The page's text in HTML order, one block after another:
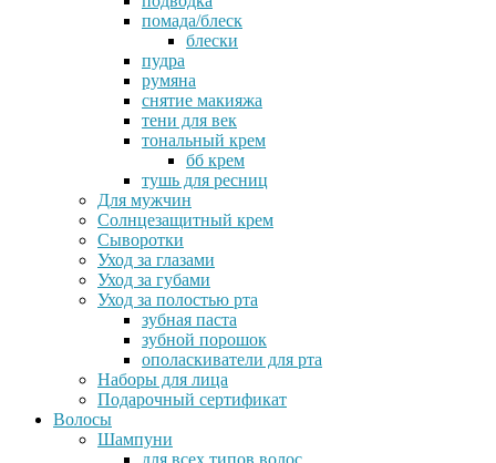
помада/блеск
блески
пудра
румяна
снятие макияжа
тени для век
тональный крем
бб крем
тушь для ресниц
Для мужчин
Солнцезащитный крем
Сыворотки
Уход за глазами
Уход за губами
Уход за полостью рта
зубная паста
зубной порошок
ополаскиватели для рта
Наборы для лица
Подарочный сертификат
Волосы
Шампуни
для всех типов волос